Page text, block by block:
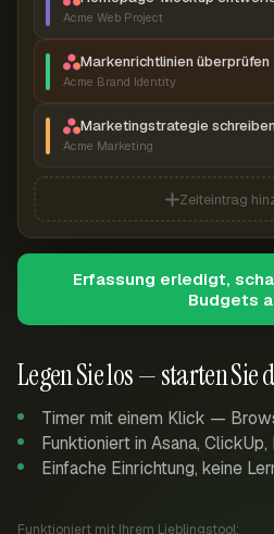
Legen Sie los — starten Sie
Timer mit einem Klick —
Funktioniert in Asana,
Einfache Einrichtung, keine
Funktioniert mit Ihrem Lieblingstool:
Acme Web Project
Markenrichtlinien überprüfen
Acme Brand Identity
Marketingstrategie schreiben
Acme Marketing
Zeiteintrag
Erfassung erledigt,
Budgets